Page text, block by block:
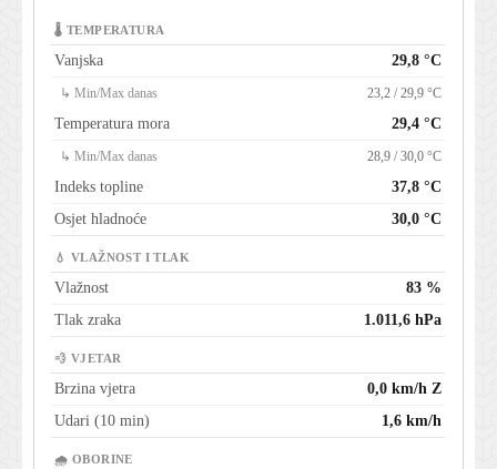
🌡 TEMPERATURA
Vanjska 29,8 °C
↳ Min/Max danas 23,2 / 29,9 °C
Temperatura mora 29,4 °C
↳ Min/Max danas 28,9 / 30,0 °C
Indeks topline
37,8 °C
Osjet hladnoće
30,0 °C
💧 VLAŽNOST I TLAK
Vlažnost
83 %
Tlak zraka
1.011,6 hPa
💨 VJETAR
Brzina vjetra
0,0 km/h Z
Udari (10 min)
1,6 km/h
🌧 OBORINE